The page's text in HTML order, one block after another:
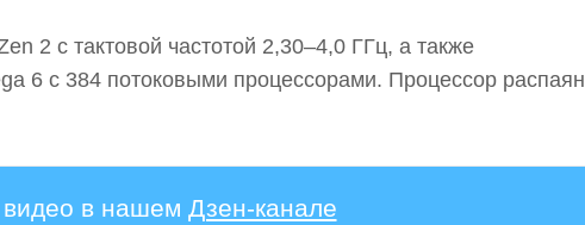
2 с тактовой частотой 2,30–4,0 ГГц, а также
6 с 384 потоковыми процессорами. Процессор распаян
в нашем Дзен-канале